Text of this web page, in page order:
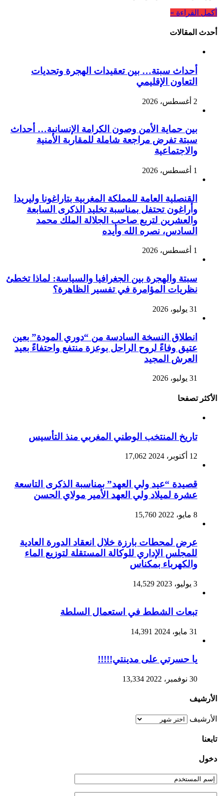
أكمل القراءة »
أحدث المقالات
أحداث سبتة… بين تعقيدات الهجرة وتحديات
التعاون الإقليمي
2 أغسطس، 2026
بين حماية الأمن وصون الكرامة الإنسانية… أحداث
سبتة تفرض مراجعة شاملة للمقاربة الأمنية
والاجتماعية
1 أغسطس، 2026
القنصلية العامة للمملكة المغربية بتاراغونا وليريدا
وأراغون تحتفل بمناسبة تخليد الذكرى السابعة
والعشرين لتربع صاحب الجلالة الملك محمد
السادس، نصره الله وأيده
1 أغسطس، 2026
سبتة والهجرة بين الجغرافيا والسياسة: لماذا تخطئ
نظريات المؤامرة في تفسير الظاهرة؟
31 يوليو، 2026
انطلاق النسخة السادسة من “دوري المودة” بعين
عتيق وفاءً لروح الراحل بوعزة منتفع واحتفاءً بعيد
العرش المجيد
31 يوليو، 2026
الأكثر تصفحا
تاريخ المنتخب الوطني المغربي منذ التأسيس
12 أكتوبر، 2024 17,062
قصيدة “عيد ولي العهد” بمناسبة الذكرى التاسعة
عشرة لميلاد ولي العهد الأمير مولاي الحسن
8 مايو، 2022 15,760
عرض لمحطات بارزة خلال انعقاد الدورة العادية
للمجلس الإداري للوكالة المستقلة لتوزيع الماء
والكهرباء بمكناس
3 يوليو، 2023 14,529
تبعات الشطط في استعمال السلطة
31 مايو، 2024 14,391
يا حسرتي على مدينتي!!!!!
30 نوفمبر، 2022 13,334
الأرشيف
الأرشيف
تابعنا
دخول